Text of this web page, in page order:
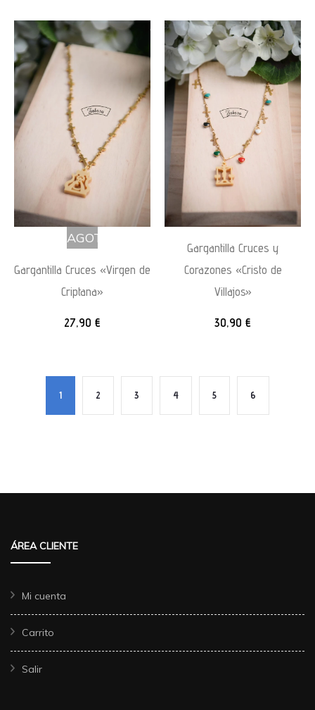
AGOTADO
Gargantilla Cruces «Virgen de
Criptana»
27,90 €
Gargantilla Cruces y
Corazones «Cristo de
Villajos»
30,90 €
1 2 3 4 5 6
ÁREA CLIENTE
Mi cuenta
Carrito
Salir